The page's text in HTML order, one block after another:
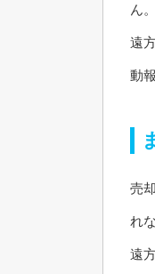
ん。
遠
動
売
れ
遠